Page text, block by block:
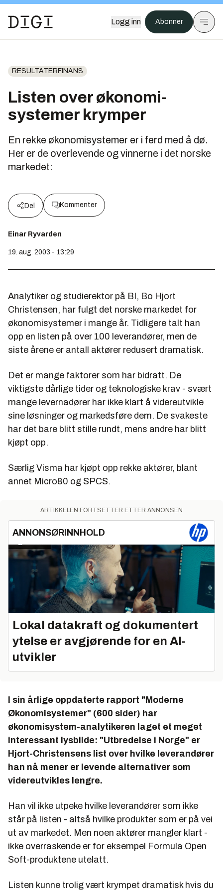
Logg inn Abonner
RESULTATERFINANS
Listen over økonomi-
systemer krymper
En rekke økonomisystemer er i ferd med å dø.
Her er de overlevende og vinnerne i det norske
markedet:
Del Kommenter
Einar Ryvarden
19. aug. 2003 - 13:29
Analytiker og studierektor på BI, Bo Hjort
Christensen, har fulgt det norske markedet for
økonomisystemer i mange år. Tidligere talt han
opp en listen på over 100 leverandører, men de
siste årene er antall aktører redusert dramatisk.
Det er mange faktorer som har bidratt. De
viktigste dårlige tider og teknologiske krav - svært
mange levernadører har ikke klart å videreutvikle
sine løsninger og markedsføre dem. De svakeste
har det bare blitt stille rundt, mens andre har blitt
kjøpt opp.
Særlig Visma har kjøpt opp rekke aktører, blant
annet Micro80 og SPCS.
ARTIKKELEN FORTSETTER ETTER ANNONSEN
ANNONSØRINNHOLD
Lokal datakraft og dokumentert
ytelse er avgjørende for en AI-
utvikler
I sin årlige oppdaterte rapport "Moderne
Økonomisystemer" (600 sider) har
økonomisystem-analytikeren laget et meget
interessant lysbilde: "Utbredelse i Norge" er
Hjort-Christensens list over hvilke leverandører
han nå mener er levende alternativer som
videreutvikles lengre.
Han vil ikke utpeke hvilke leverandører som ikke
står på listen - altså hvilke produkter som er på vei
ut av markedet. Men noen aktører mangler klart -
ikke overraskende er for eksempel Formula Open
Soft-produktene utelatt.
Listen kunne trolig vært krympet dramatisk hvis du